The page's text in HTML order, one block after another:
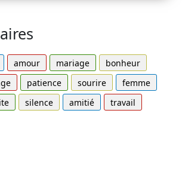
amour mariage
bonheur
patience sourire
femme
silence amitié
travail